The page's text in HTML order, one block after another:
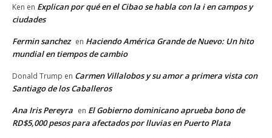
Ken en Explican por qué en el Cibao se habla con la i en campos y
ciudades
Fermin sanchez en Haciendo América Grande de Nuevo: Un hito
mundial en tiempos de cambio
Donald Trump en Carmen Villalobos y su amor a primera vista con
Santiago de los Caballeros
Ana Iris Pereyra en El Gobierno dominicano aprueba bono de
RD$5,000 pesos para afectados por lluvias en Puerto Plata